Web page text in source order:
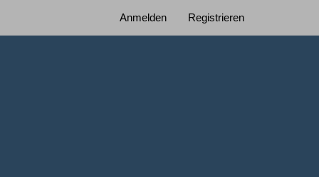
Anmelden Registrieren